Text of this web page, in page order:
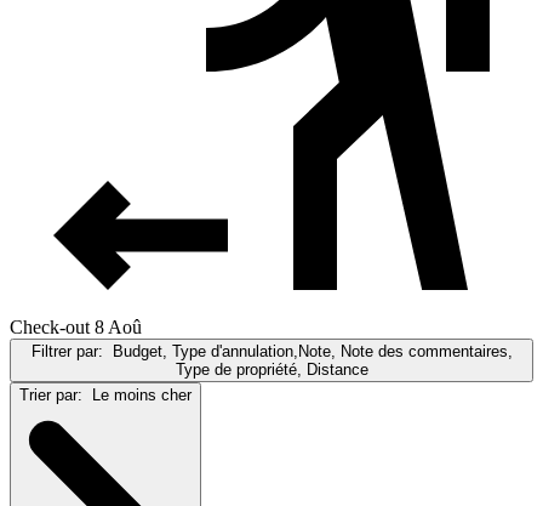
Check-out 8 Aoû
Filtrer par:
Budget, Type d'annulation,Note, Note des commentaires,
Type de propriété, Distance
Trier par:
Le moins cher